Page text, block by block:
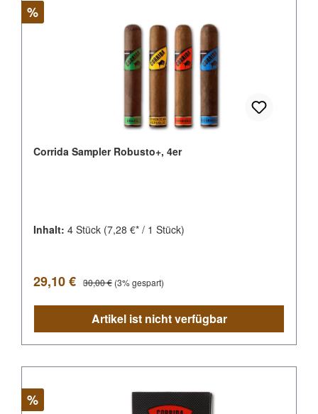
Rabatt
%
Corrida Sampler Robusto+, 4er
Inhalt: 4 Stück (7,28 €* / 1 Stück)
Verkaufspreis:
29,10 € Regulärer Preis:
30,00 € (3% gespart)
Artikel ist nicht verfügbar
Rabatt
%